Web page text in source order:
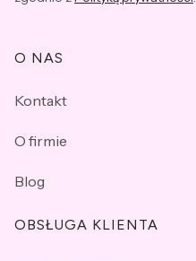
Linki w stopce
O NAS
Kontakt
O firmie
Blog
OBSŁUGA KLIENTA